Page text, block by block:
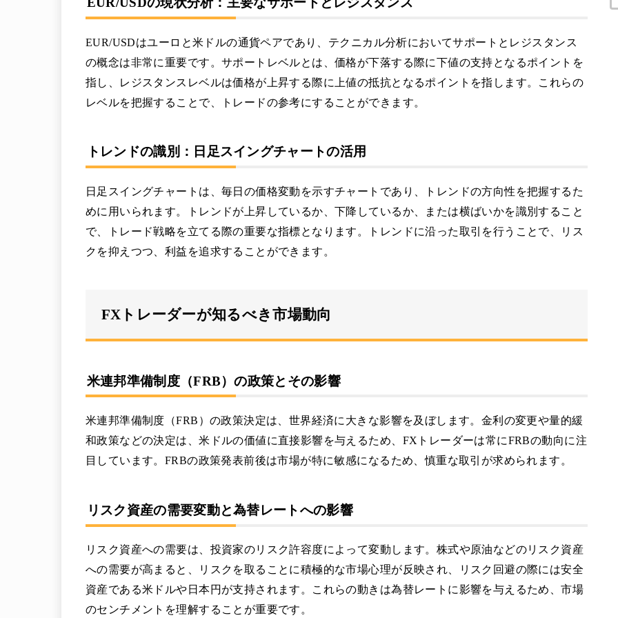
EUR/USDはユーロと米ドルの通貨ペアであり、テクニカル分析においてサポートとレジスタンス
の概念は非常に重要です。サポートレベルとは、価格が下落する際に下値の支持となるポイントを
指し、レジスタンスレベルは価格が上昇する際に上値の抵抗となるポイントを指します。これらの
レベルを把握することで、トレードの参考にすることができます。
トレンドの識別：日足スイングチャートの活用
日足スイングチャートは、毎日の価格変動を示すチャートであり、トレンドの方向性を把握するた
めに用いられます。トレンドが上昇しているか、下降しているか、または横ばいかを識別すること
で、トレード戦略を立てる際の重要な指標となります。トレンドに沿った取引を行うことで、リス
クを抑えつつ、利益を追求することができます。
FXトレーダーが知るべき市場動向
米連邦準備制度（FRB）の政策とその影響
米連邦準備制度（FRB）の政策決定は、世界経済に大きな影響を及ぼします。金利の変更や量的緩
和政策などの決定は、米ドルの価値に直接影響を与えるため、FXトレーダーは常にFRBの動向に注
目しています。FRBの政策発表前後は市場が特に敏感になるため、慎重な取引が求められます。
リスク資産の需要変動と為替レートへの影響
リスク資産への需要は、投資家のリスク許容度によって変動します。株式や原油などのリスク資産
への需要が高まると、リスクを取ることに積極的な市場心理が反映され、リスク回避の際には安全
資産である米ドルや日本円が支持されます。これらの動きは為替レートに影響を与えるため、市場
のセンチメントを理解することが重要です。